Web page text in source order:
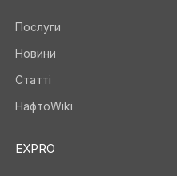
Послуги
Новини
Статті
НафтоWiki
EXPRO